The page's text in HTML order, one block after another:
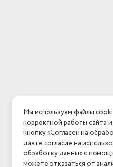
Мы используем файлы
корректной работы сайта
кнопку «Согласен на
даете согласие на
обработку данных с
можете отказаться от